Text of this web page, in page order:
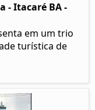
- Itacaré BA -
em um trio
turística de